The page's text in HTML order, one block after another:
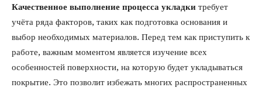
Качественное выполнение процесса укладки требует
учёта ряда факторов, таких как подготовка основания и
выбор необходимых материалов. Перед тем как приступить к
работе, важным моментом является изучение всех
особенностей поверхности, на которую будет укладываться
покрытие. Это позволит избежать многих распространенных